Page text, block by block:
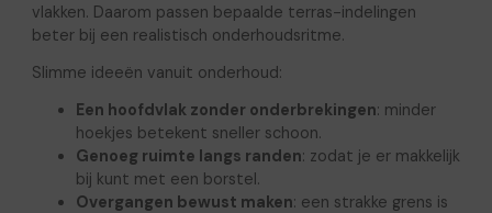
vlakken. Daarom passen bepaalde terras-indelingen
beter bij een realistisch onderhoudsritme.
Slimme ideeën vanuit onderhoud:
Een hoofdvlak zonder onderbrekingen: minder
hoekjes betekent sneller schoon.
Genoeg ruimte langs randen: zodat je er makkelijk
bij kunt met een borstel.
Overgangen bewust maken: een strakke grens is